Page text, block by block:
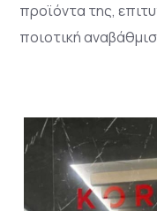
προϊόντα της,
ποιοτική